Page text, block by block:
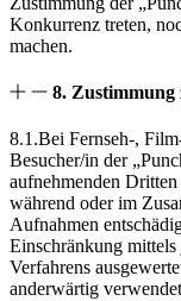
Konkurrenz treten,
machen.
8. Zustimmung
8.1.Bei Fernseh-,
Besucher/in der
aufnehmenden
während oder im
Aufnahmen
Einschränkung
Verfahrens
anderwärtig